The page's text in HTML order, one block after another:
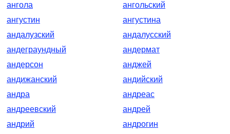
ангола
ангольский
ангустин
ангустина
андалузский
андалусский
андеграундный
андермат
андерсон
анджей
андижанский
андийский
андра
андреас
андреевский
андрей
андрий
андрогин